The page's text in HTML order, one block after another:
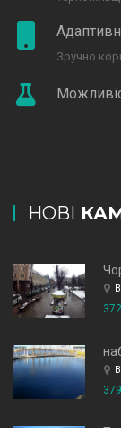
Зручно
НОВІ